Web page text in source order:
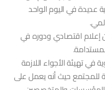
عديدة في اليوم الواحد
إعلام اقتصادي ودوره في
في تهيئة الأجواء اللازمة
للمجتمع حيث أنه يعمل على